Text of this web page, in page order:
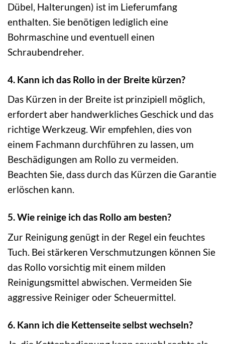
Dübel, Halterungen) ist im Lieferumfang
enthalten. Sie benötigen lediglich eine
Bohrmaschine und eventuell einen
Schraubendreher.
4. Kann ich das Rollo in der Breite kürzen?
Das Kürzen in der Breite ist prinzipiell möglich,
erfordert aber handwerkliches Geschick und das
richtige Werkzeug. Wir empfehlen, dies von
einem Fachmann durchführen zu lassen, um
Beschädigungen am Rollo zu vermeiden.
Beachten Sie, dass durch das Kürzen die Garantie
erlöschen kann.
5. Wie reinige ich das Rollo am besten?
Zur Reinigung genügt in der Regel ein feuchtes
Tuch. Bei stärkeren Verschmutzungen können Sie
das Rollo vorsichtig mit einem milden
Reinigungsmittel abwischen. Vermeiden Sie
aggressive Reiniger oder Scheuermittel.
6. Kann ich die Kettenseite selbst wechseln?